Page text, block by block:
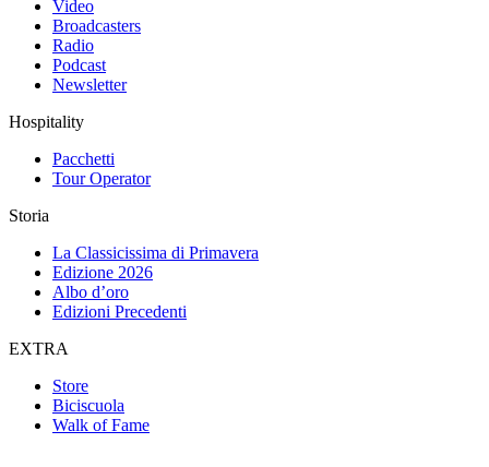
Video
Broadcasters
Radio
Podcast
Newsletter
Hospitality
Pacchetti
Tour Operator
Storia
La Classicissima di Primavera
Edizione 2026
Albo d’oro
Edizioni Precedenti
EXTRA
Store
Biciscuola
Walk of Fame